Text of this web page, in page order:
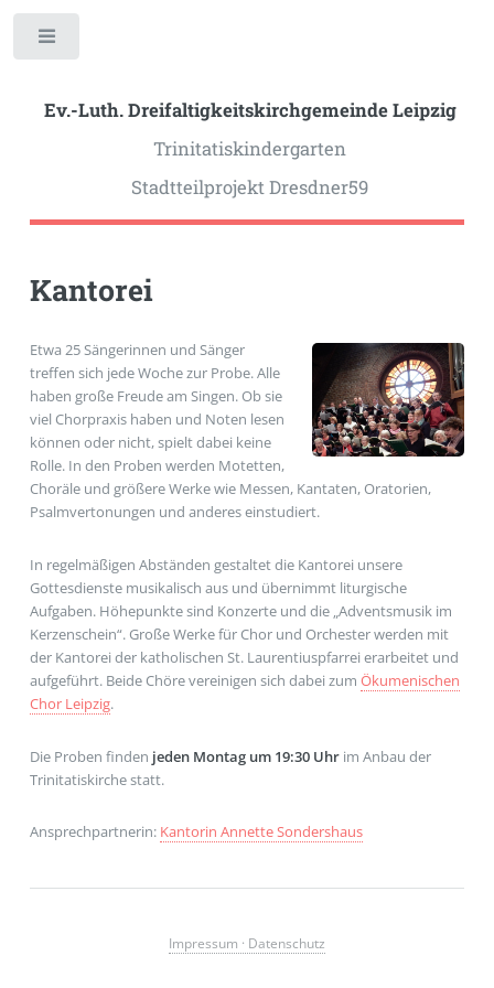
Ev.-Luth. Dreifaltigkeits­kirchgemeinde Leipzig
Trinitatiskindergarten
Stadtteilprojekt Dresdner59
Kantorei
Etwa 25 Sängerinnen und Sänger
treffen sich jede Woche zur Probe. Alle
haben große Freude am Singen. Ob sie
viel Chorpraxis haben und Noten lesen
können oder nicht, spielt dabei keine
Rolle. In den Proben werden Motetten,
Choräle und größere Werke wie Messen, Kantaten, Oratorien,
Psalmvertonungen und anderes einstudiert.
In regelmäßigen Abständen gestaltet die Kantorei unsere
Gottesdienste musikalisch aus und übernimmt liturgische
Aufgaben. Höhepunkte sind Konzerte und die „Adventsmusik im
Kerzenschein“. Große Werke für Chor und Orchester werden mit
der Kantorei der katholischen St. Laurentiuspfarrei erarbeitet und
aufgeführt. Beide Chöre vereinigen sich dabei zum Ökumenischen
Chor Leipzig.
Die Proben finden jeden Montag um 19:30 Uhrim Anbau der
Trinitatiskirche statt.
Ansprechpartnerin: Kantorin Annette Sondershaus
Impressum · Datenschutz